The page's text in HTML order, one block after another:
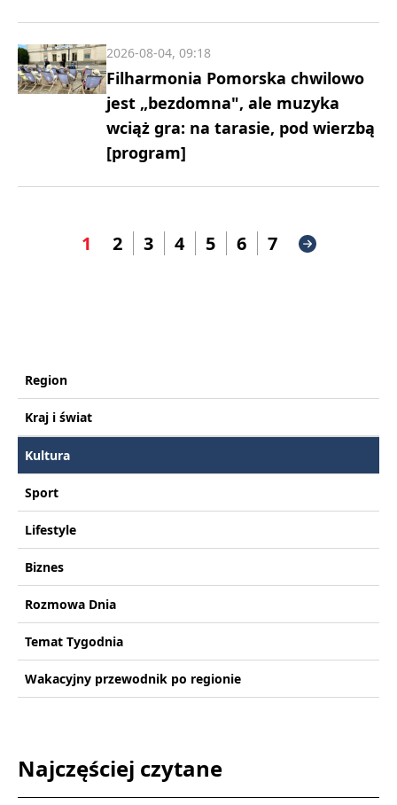
Filharmonia Pomorska chwilowo
jest „bezdomna", ale muzyka
wciąż gra: na tarasie, pod wierzbą
[program]
2026-08-04, 09:18
1 2 3 4 5 6 7
Region
Kraj i świat
Kultura
Sport
Lifestyle
Biznes
Rozmowa Dnia
Temat Tygodnia
Wakacyjny przewodnik po regionie
Najczęściej czytane